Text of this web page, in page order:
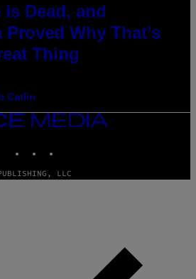
Dead, and
Why That’s
Thing
Catlin
LLC